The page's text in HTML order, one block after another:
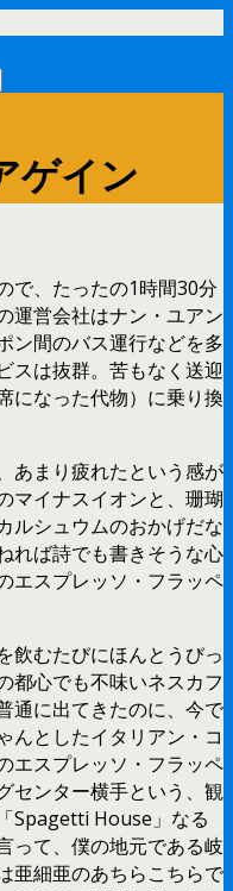
ゲイン
で、たったの1時間30分
運営会社はナン・ユアン
ン間のバス運行などを多
スは抜群。苦もなく送迎
になった代物）に乗り換
あまり疲れたという感が
マイナスイオンと、珊瑚
ルシュウムのおかげだな
れば詩でも書きそうな心
エスプレッソ・フラッペ
飲むたびにほんとうびっ
都心でも不味いネスカフ
通に出てきたのに、今で
んとしたイタリアン・コ
エスプレッソ・フラッペ
センター横手という、観
Spagetti House」なる
って、僕の地元である岐
亜細亜のあちらこちらで